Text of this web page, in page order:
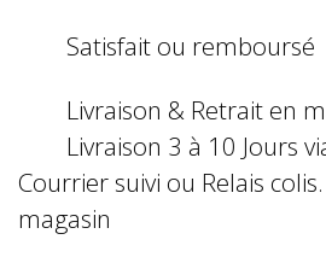
Satisfait ou remboursé
Livraison & Retrait en
Livraison 3 à 10 Jours
Courrier suivi ou Relais
magasin